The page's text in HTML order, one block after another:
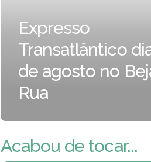
Expresso
Transatlântico
de agosto no
Rua
Acabou de tocar...